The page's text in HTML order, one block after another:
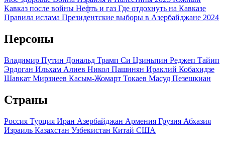
Кавказ после войны Нефть и газ Где отдохнуть на Кавказе
Правила ислама Президентские выборы в Азербайджане 2024
Персоны
Владимир Путин Дональд Трамп Си Цзиньпин Реджеп Тайип
Эрдоган Ильхам Алиев Никол Пашинян Ираклий Кобахидзе
Шавкат Мирзиеев Касым-Жомарт Токаев Масуд Пезешкиан
Страны
Россия Турция Иран Азербайджан Армения Грузия Абхазия
Израиль Казахстан Узбекистан Китай США